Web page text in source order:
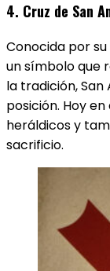
4. Cruz de San
Conocida por su
un símbolo que
la tradición,
posición. Hoy
heráldicos y
sacrificio.